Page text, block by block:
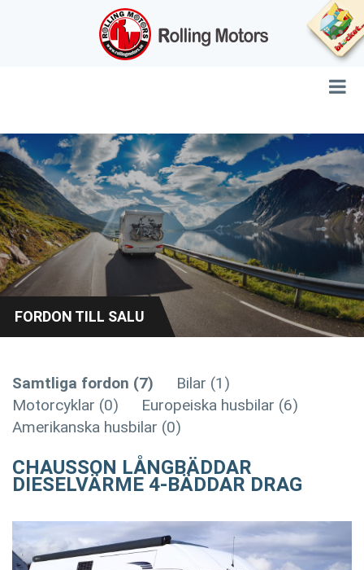
FORDON TILL SALU
Samtliga fordon (7)
Bilar (1)
Motorcyklar (0)
Europeiska husbilar (6)
Amerikanska husbilar (0)
CHAUSSON LÅNGBÄDDAR
DIESELVÄRME 4-BÄDDAR DRAG